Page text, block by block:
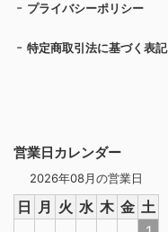
営業日カレンダー
2026年08月の営業日
日 月 火 水 木 金 土
プライバシーポリシー
特定商取引法に基づく表記